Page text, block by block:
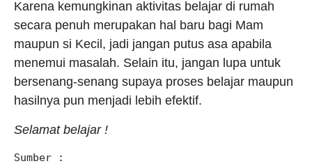
Karena kemungkinan aktivitas belajar di rumah
secara penuh merupakan hal baru bagi Mam
maupun si Kecil, jadi jangan putus asa apabila
menemui masalah. Selain itu, jangan lupa untuk
bersenang-senang supaya proses belajar maupun
hasilnya pun menjadi lebih efektif.
Selamat belajar !
Sumber :